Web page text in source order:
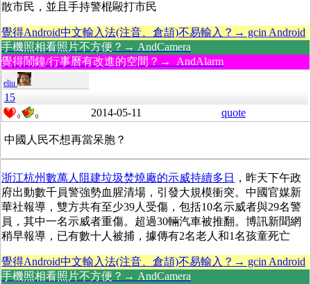
散市民，並且手持警棍毆打市民
覺得Android中文輸入法(注音、倉頡)不易輸入？→ gcin Android
手機照相看照片不方便？→ AndCamera
覺得鬧鐘/行事曆有改進的空間？→ AndAlarm
eliu
15
0 0 2014-05-11 quote
中國人民不想再當呆胞？
浙江杭州數萬人阻建垃圾焚燒廠的示威持續多日
，昨天下午政
府出動數千員警強勢血腥清場，引發大規模衝突。中國官媒新
華社報導，雙方共有至少39人受傷，包括10名示威者與29名警
員，其中一名示威者重傷。超過30輛汽車被推翻。博訊新聞網
稍早報導，已有數十人被捕，據傳有2名老人和1名孩童死亡
覺得Android中文輸入法(注音、倉頡)不易輸入？→ gcin Android
手機照相看照片不方便？→ AndCamera